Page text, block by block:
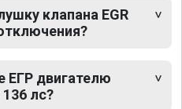
клапана EGR
ЕГР двигателю
лс?